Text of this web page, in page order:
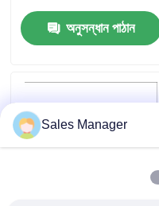
উদ্ধৃতির জন্য আবেদন
ইউএসবি সকেট সংযোগকারী
অনুসন্ধান পাঠান
Sales Manager